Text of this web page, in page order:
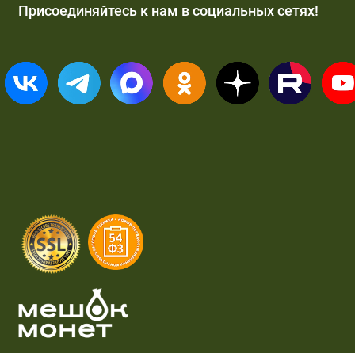
Присоединяйтесь к нам в социальных сетях!